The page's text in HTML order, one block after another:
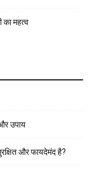
का महत्व
उपाय
और फायदेमंद है?